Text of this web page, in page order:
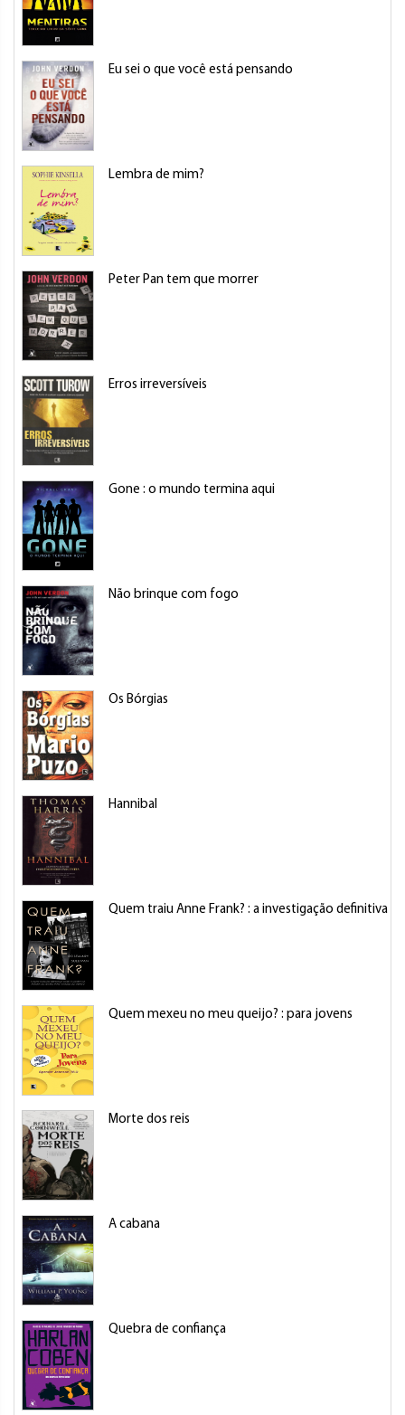
Eu sei o que você está pensando
Lembra de mim?
Peter Pan tem que morrer
Erros irreversíveis
Gone : o mundo termina aqui
Não brinque com fogo
Os Bórgias
Hannibal
Quem traiu Anne Frank? : a investigação definitiva
Quem mexeu no meu queijo? : para jovens
Morte dos reis
A cabana
Quebra de confiança